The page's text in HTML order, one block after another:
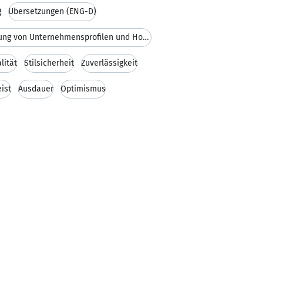
Übersetzungen (ENG-D)
Überarbeitung von Unternehmensprofilen und Homepag
Stilsicherheit Zuverlässigkeit
Ausdauer Optimismus